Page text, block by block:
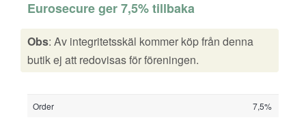
Eurosecure ger 7,5% tillbaka
Obs: Av integritetsskäl kommer köp från denna
butik ej att redovisas för föreningen.
Order 7,5%